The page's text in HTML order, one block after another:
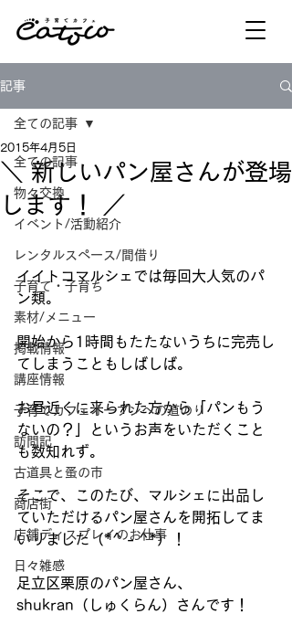
記事
全ての記事
物々交換
イベント/活動紹介
レンタルスペース/間借り
子育て・子育ち
素材/メニュー
掲載情報
講座情報
子育てカフェオープンへの道のり
訪問記
古道具と蚤の市
商店街
店舗ディスプレイのお仕事
日々雑感
全ての記事
＼ 新しいパン屋さんが登場
します！ ／
2015年4月5日
イイトコマルシェでは毎回大人気のパ
ン類。
開始から1時間もたたないうちに完売し
てしまうこともしばしば。
お昼近くに来られた方から「パンもう
ないの？」というお声をいただくこと
も数知れず。
そこで、このたび、マルシェに出品し
ていただけるパン屋さんを開拓してま
いりました（*^ - ^*）！
足立区栗原のパン屋さん、
shukran（しゅくらん）さんです！